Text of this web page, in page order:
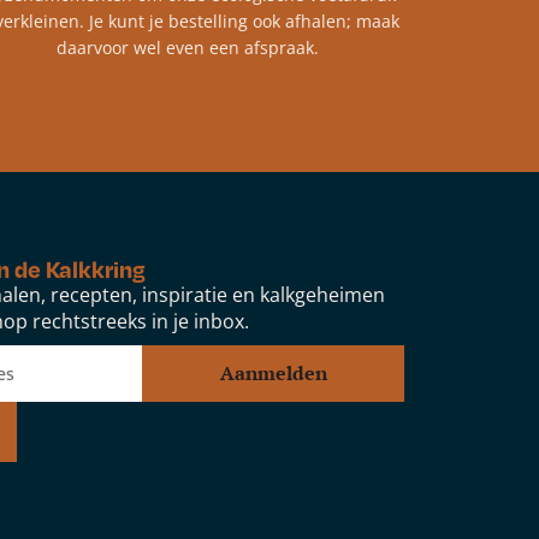
Je kunt je bestelling ook afhalen; maak
daarvoor wel even een afspraak.
de Kalkkring
recepten, inspiratie en kalkgeheimen
rechtstreeks in je inbox.
Aanmelden